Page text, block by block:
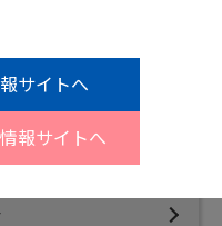
サイトへ
報サイトへ